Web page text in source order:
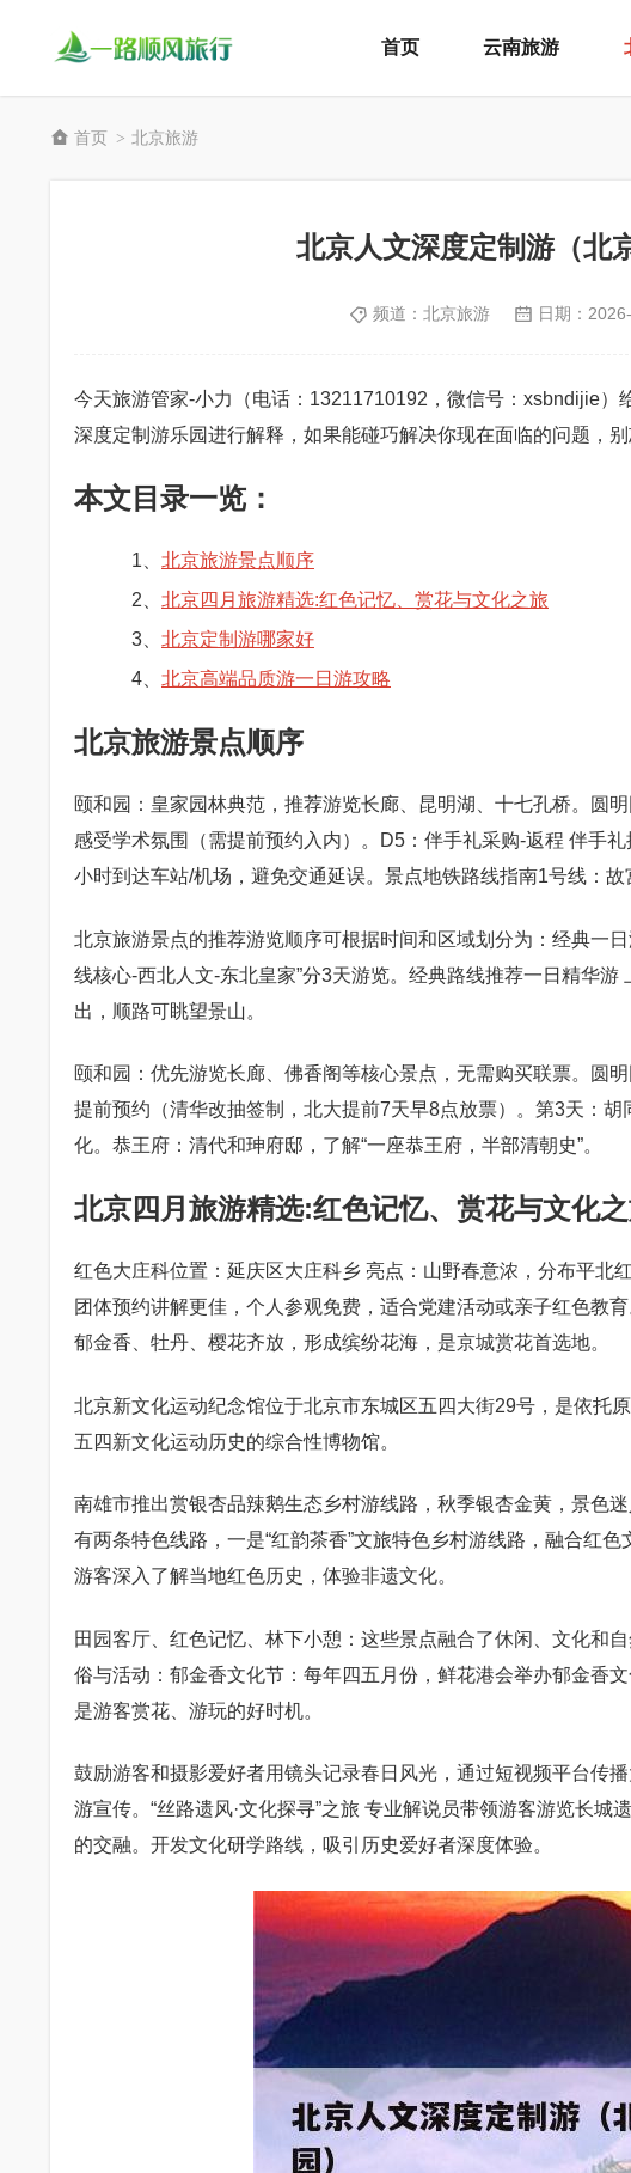
首页 云南旅游
首页 > 北京旅游
北京人文深度定制游（北
频道： 北京旅游 日期：
今天旅游管家-小力（电话：13211710192，微信号：xsbndijie
深度定制游乐园进行解释，如果能碰巧解决你现在面临的问题，
本文目录一览：
1、 北京旅游景点顺序
2、 北京四月旅游精选:红色记忆、赏花与文化之旅
3、 北京定制游哪家好
4、 北京高端品质游一日游攻略
北京旅游景点顺序
颐和园：皇家园林典范，推荐游览长廊、昆明湖、十七孔桥。圆
感受学术氛围（需提前预约入内）。D5：伴手礼采购-返程 伴手
小时到达车站/机场，避免交通延误。景点地铁路线指南1号线：故
北京旅游景点的推荐游览顺序可根据时间和区域划分为：经典一
线核心-西北人文-东北皇家”分3天游览。经典路线推荐一日精华
出，顺路可眺望景山。
颐和园：优先游览长廊、佛香阁等核心景点，无需购买联票。圆
提前预约（清华改抽签制，北大提前7天早8点放票）。第3天：
化。恭王府：清代和珅府邸，了解“一座恭王府，半部清朝史”。
北京四月旅游精选:红色记忆、赏花与文化
红色大庄科位置：延庆区大庄科乡 亮点：山野春意浓，分布平北
团体预约讲解更佳，个人参观免费，适合党建活动或亲子红色教
郁金香、牡丹、樱花齐放，形成缤纷花海，是京城赏花首选地。
北京新文化运动纪念馆位于北京市东城区五四大街29号，是依托
五四新文化运动历史的综合性博物馆。
南雄市推出赏银杏品辣鹅生态乡村游线路，秋季银杏金黄，景色
有两条特色线路，一是“红韵茶香”文旅特色乡村游线路，融合红
游客深入了解当地红色历史，体验非遗文化。
田园客厅、红色记忆、林下小憩：这些景点融合了休闲、文化和
俗与活动：郁金香文化节：每年四五月份，鲜花港会举办郁金香
是游客赏花、游玩的好时机。
鼓励游客和摄影爱好者用镜头记录春日风光，通过短视频平台传
游宣传。“丝路遗风·文化探寻”之旅 专业解说员带领游客游览长
的交融。开发文化研学路线，吸引历史爱好者深度体验。